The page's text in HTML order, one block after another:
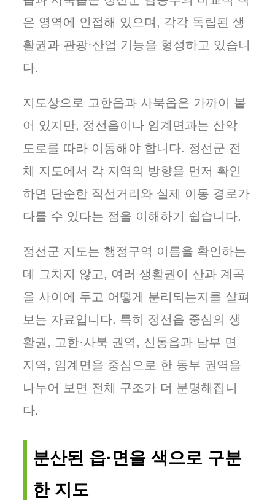
은 영역에 인접해 있으며, 각각 독립된 생
활권과 관광·산업 기능을 형성하고 있습니
다.
지도상으로 고한읍과 사북읍은 가까이 붙
어 있지만, 정선읍이나 임계면과는 산악
도로를 따라 이동해야 합니다. 정선군 전
체 지도에서 각 지역의 방향을 먼저 확인
하면 단순한 직선거리와 실제 이동 경로가
다를 수 있다는 점을 이해하기 쉽습니다.
정선군 지도는 행정구역 이름을 확인하는
데 그치지 않고, 여러 생활권이 산과 계곡
을 사이에 두고 어떻게 분리되는지를 살펴
보는 자료입니다. 특히 정선읍 중심의 생
활권, 고한·사북 권역, 신동읍과 남부 면
지역, 임계면을 중심으로 한 동부 권역을
나누어 보면 전체 구조가 더 분명해집니
다.
분산된 읍·면을 색으로 구분
한 지도